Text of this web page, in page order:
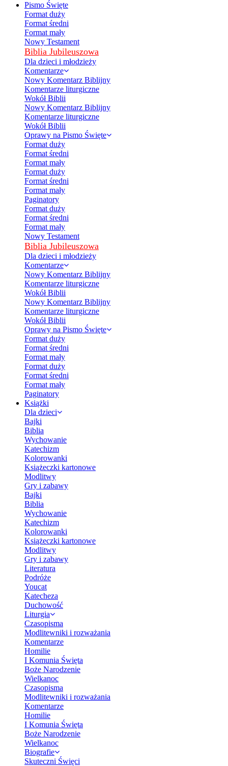
Pismo Święte
Format duży
Format średni
Format mały
Nowy Testament
Biblia Jubileuszowa
Dla dzieci i młodzieży
Komentarze
Nowy Komentarz Biblijny
Komentarze liturgiczne
Wokół Biblii
Nowy Komentarz Biblijny
Komentarze liturgiczne
Wokół Biblii
Oprawy na Pismo Święte
Format duży
Format średni
Format mały
Format duży
Format średni
Format mały
Paginatory
Format duży
Format średni
Format mały
Nowy Testament
Biblia Jubileuszowa
Dla dzieci i młodzieży
Komentarze
Nowy Komentarz Biblijny
Komentarze liturgiczne
Wokół Biblii
Nowy Komentarz Biblijny
Komentarze liturgiczne
Wokół Biblii
Oprawy na Pismo Święte
Format duży
Format średni
Format mały
Format duży
Format średni
Format mały
Paginatory
Książki
Dla dzieci
Bajki
Biblia
Wychowanie
Katechizm
Kolorowanki
Książeczki kartonowe
Modlitwy
Gry i zabawy
Bajki
Biblia
Wychowanie
Katechizm
Kolorowanki
Książeczki kartonowe
Modlitwy
Gry i zabawy
Literatura
Podróże
Youcat
Katecheza
Duchowość
Liturgia
Czasopisma
Modlitewniki i rozważania
Komentarze
Homilie
I Komunia Święta
Boże Narodzenie
Wielkanoc
Czasopisma
Modlitewniki i rozważania
Komentarze
Homilie
I Komunia Święta
Boże Narodzenie
Wielkanoc
Biografie
Skuteczni Święci